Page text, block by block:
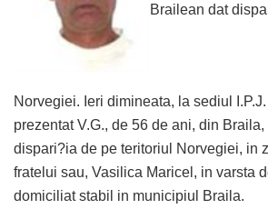
Brailean dat
Norvegiei. Ieri dimineata, la sediul
prezentat V.G., de 56 de ani, din
dispari?ia de pe teritoriul Norvegiei, in
fratelui sau, Vasilica Maricel, in varsta
domiciliat stabil in municipiul Braila.